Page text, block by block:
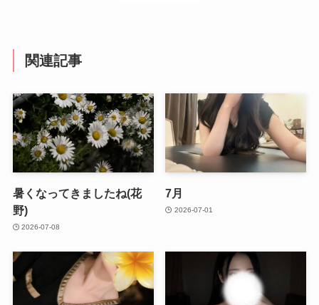
関連記事
暑くなってきましたね(花
野)
2026-07-08
7月
2026-07-01